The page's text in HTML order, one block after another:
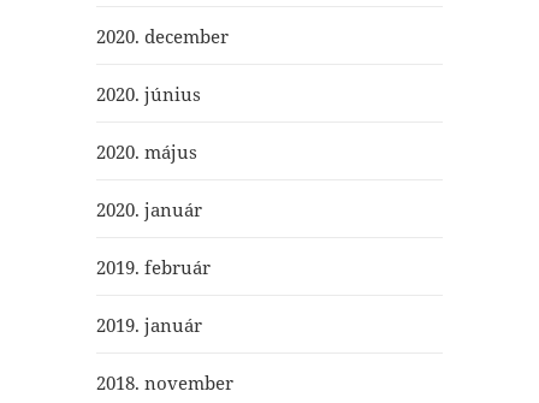
2020. december
2020. június
2020. május
2020. január
2019. február
2019. január
2018. november